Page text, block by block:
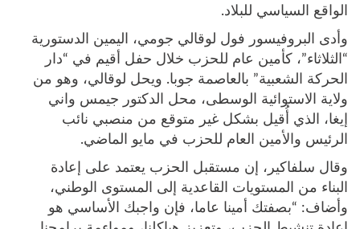
الواقع السياسي للبلاد.
وأدى البروفيسور فول لوقالي جومي، اليمين الدستورية
“الثلاثاء”، كأمين عام للحزب خلال حفل أقيم في “دار
الحركة الشعبية” بالعاصمة جوبا. ويحل لوقالي، وهو من
ولاية الاستوائية الوسطى، محل الدكتور جيمس واني
إيغا، الذي أُقيل بشكل غير متوقع من منصبي نائب
الرئيس والأمين العام للحزب في مايو الماضي.
وقال سلفاكير، إن مستقبل الحزب يعتمد على إعادة
البناء من المستويات القاعدية إلى المستوى الوطني،
وأضاف: “بصفتك أمينا عاما، فإن واجبك الأساسي هو